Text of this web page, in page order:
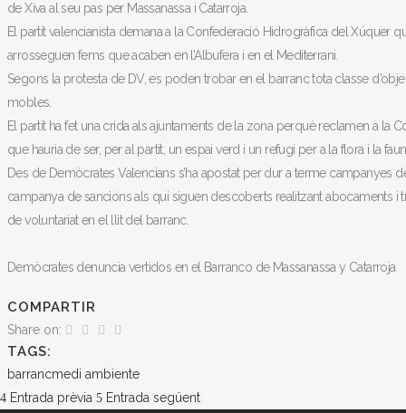
de Xiva al seu pas per Massanassa i Catarroja.
El partit valencianista demana a la Confederació Hidrogràfica del Xúquer
arrosseguen fems que acaben en l’Albufera i en el Mediterrani.
Segons la protesta de DV, es poden trobar en el barranc tota classe
mobles.
El partit ha fet una crida als ajuntaments de la zona perquè reclamen a la
que hauria de ser, per al partit, un espai verd i un refugi per a la flora i la
Des de Demòcrates Valencians s’ha apostat per dur a terme campanyes
campanya de sancions als qui siguen descoberts realitzant abocaments i
de voluntariat en el llit del barranc.
Demòcrates denuncia vertidos en el Barranco de Massanassa y Catarroja
COMPARTIR
Share on:
TAGS:
barrancmedi ambiente
Entrada prèvia
Entrada següent